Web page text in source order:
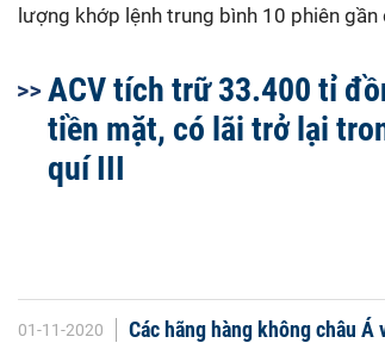
lượng khớp lệnh trung bình 10 phiên
ACV tích trữ 33.400 tỉ
tiền mặt, có lãi trở lại
quí III
01-11-2020 Các hãng hàng không châu